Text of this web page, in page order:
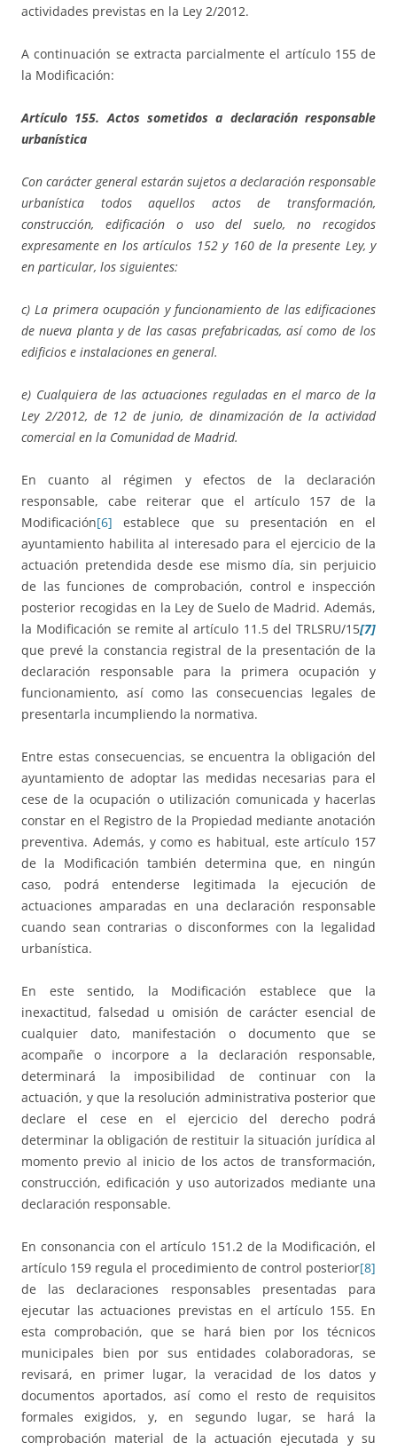
actividades previstas en la Ley 2/2012.
A continuación se extracta parcialmente el artículo 155 de
la Modificación:
Artículo 155. Actos sometidos a declaración responsable
urbanística
Con carácter general estarán sujetos a declaración responsable
urbanística todos aquellos actos de transformación,
construcción, edificación o uso del suelo, no recogidos
expresamente en los artículos 152 y 160 de la presente Ley, y
en particular, los siguientes:
c) La primera ocupación y funcionamiento de las edificaciones
de nueva planta y de las casas prefabricadas, así como de los
edificios e instalaciones en general.
e) Cualquiera de las actuaciones reguladas en el marco de la
Ley 2/2012, de 12 de junio, de dinamización de la actividad
comercial en la Comunidad de Madrid.
En cuanto al régimen y efectos de la declaración
responsable, cabe reiterar que el artículo 157 de la
Modificación[6] establece que su presentación en el
ayuntamiento habilita al interesado para el ejercicio de la
actuación pretendida desde ese mismo día, sin perjuicio
de las funciones de comprobación, control e inspección
posterior recogidas en la Ley de Suelo de Madrid. Además,
la Modificación se remite al artículo 11.5 del TRLSRU/15[7]
que prevé la constancia registral de la presentación de la
declaración responsable para la primera ocupación y
funcionamiento, así como las consecuencias legales de
presentarla incumpliendo la normativa.
Entre estas consecuencias, se encuentra la obligación del
ayuntamiento de adoptar las medidas necesarias para el
cese de la ocupación o utilización comunicada y hacerlas
constar en el Registro de la Propiedad mediante anotación
preventiva. Además, y como es habitual, este artículo 157
de la Modificación también determina que, en ningún
caso, podrá entenderse legitimada la ejecución de
actuaciones amparadas en una declaración responsable
cuando sean contrarias o disconformes con la legalidad
urbanística.
En este sentido, la Modificación establece que la
inexactitud, falsedad u omisión de carácter esencial de
cualquier dato, manifestación o documento que se
acompañe o incorpore a la declaración responsable,
determinará la imposibilidad de continuar con la
actuación, y que la resolución administrativa posterior que
declare el cese en el ejercicio del derecho podrá
determinar la obligación de restituir la situación jurídica al
momento previo al inicio de los actos de transformación,
construcción, edificación y uso autorizados mediante una
declaración responsable.
En consonancia con el artículo 151.2 de la Modificación, el
artículo 159 regula el procedimiento de control posterior[8]
de las declaraciones responsables presentadas para
ejecutar las actuaciones previstas en el artículo 155. En
esta comprobación, que se hará bien por los técnicos
municipales bien por sus entidades colaboradoras, se
revisará, en primer lugar, la veracidad de los datos y
documentos aportados, así como el resto de requisitos
formales exigidos, y, en segundo lugar, se hará la
comprobación material de la actuación ejecutada y su